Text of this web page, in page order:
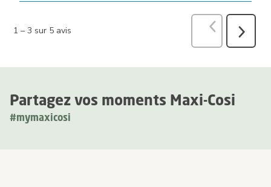
Partagez vos moments Maxi-Cosi
#mymaxicosi
1 – 3 sur 5 avis PrécédentSuivant
avis